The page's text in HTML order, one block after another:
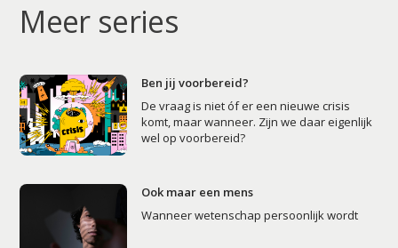
Meer series
Ben jij voorbereid?
De vraag is niet óf er een nieuwe crisis
komt, maar wanneer. Zijn we daar eigenlijk
wel op voorbereid?
Ook maar een mens
Wanneer wetenschap persoonlijk wordt